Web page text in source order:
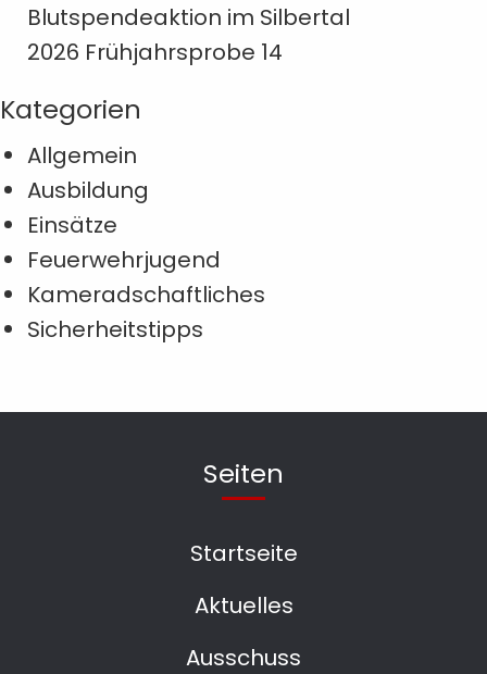
Blutspendeaktion im Silbertal
2026 Frühjahrsprobe 14
Kategorien
Allgemein
Ausbildung
Einsätze
Feuerwehrjugend
Kameradschaftliches
Sicherheitstipps
Seiten
Startseite
Aktuelles
Ausschuss